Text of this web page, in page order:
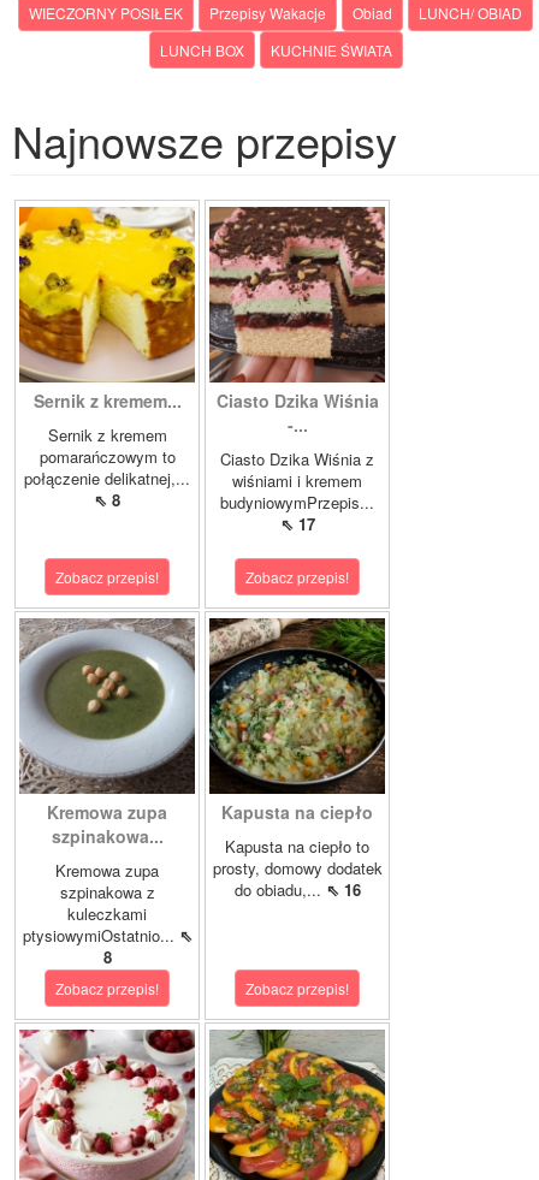
WIECZORNY POSIŁEK Przepisy Wakacje Obiad
LUNCH/ OBIAD
LUNCH BOX
KUCHNIE ŚWIATA
Najnowsze przepisy
Sernik z kremem...
Sernik z kremem
pomarańczowym to
połączenie delikatnej,...
⇖ 8
Zobacz przepis!
Ciasto Dzika Wiśnia
-...
Ciasto Dzika Wiśnia z
wiśniami i kremem
budyniowymPrzepis...
⇖ 17
Zobacz przepis!
Kremowa zupa
szpinakowa...
Kremowa zupa
szpinakowa z
kuleczkami
ptysiowymiOstatnio... ⇖
8
Zobacz przepis!
Kapusta na ciepło
Kapusta na ciepło to
prosty, domowy dodatek
do obiadu,... ⇖ 16
Zobacz przepis!